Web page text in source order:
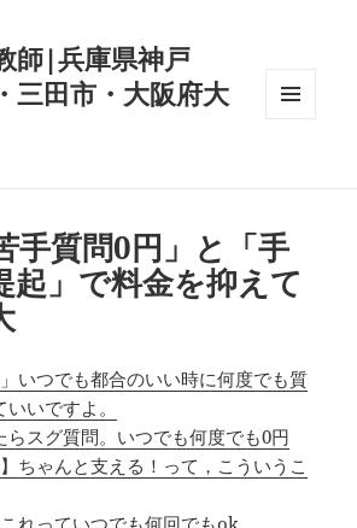
師|兵庫県神戸
三田市・大阪府大
手質問0円」と「手
起」で料金を抑えて
」いつでも都合のいい時に何度でも質
いですよ。
らスグ質問。いつでも何度でも0円
】ちゃんと支える！って，こういうこ